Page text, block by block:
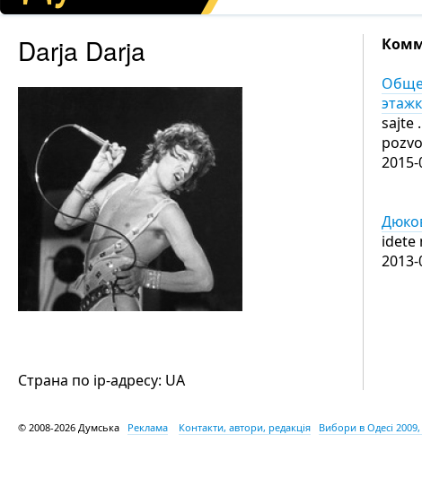
Darja Darja
Страна по ip-адресу: UA
sajte
idete
© 2008-2026 Думська Реклама Контакти, автори, редакція Вибори в Одесі 2009,